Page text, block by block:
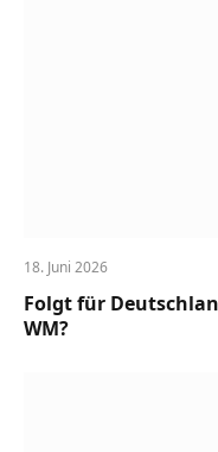
18. Juni 2026
Folgt für
WM?